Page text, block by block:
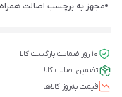
مجهز به برچسب اصالت همراه
۱۰ روز ضمانت بازگشت کالا
تضمین اصالت کالا
قیمت‌ به‌روز کالاها